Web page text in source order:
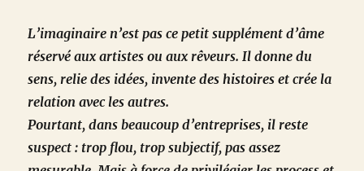
L’imaginaire n’est pas ce petit supplément d’âme
réservé aux artistes ou aux rêveurs. Il donne du
sens, relie des idées, invente des histoires et crée la
relation avec les autres.
Pourtant, dans beaucoup d’entreprises, il reste
suspect : trop flou, trop subjectif, pas assez